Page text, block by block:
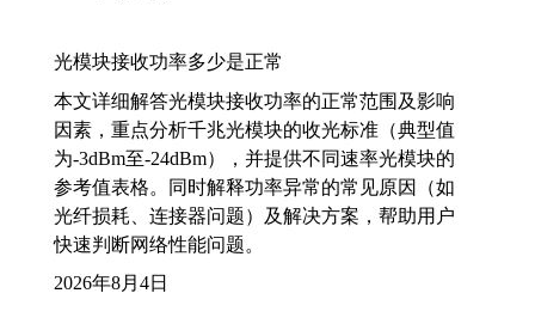
光模块接收功率多少是正常
本文详细解答光模块接收功率的正常范围及影响
因素，重点分析千兆光模块的收光标准（典型值
为-3dBm至-24dBm），并提供不同速率光模块的
参考值表格。同时解释功率异常的常见原因（如
光纤损耗、连接器问题）及解决方案，帮助用户
快速判断网络性能问题。
2026年8月4日